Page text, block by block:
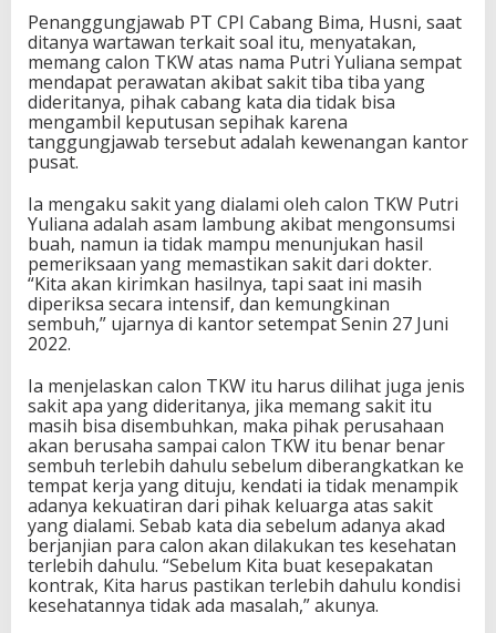
Penanggungjawab PT CPI Cabang Bima, Husni, saat
ditanya wartawan terkait soal itu, menyatakan,
memang calon TKW atas nama Putri Yuliana sempat
mendapat perawatan akibat sakit tiba tiba yang
dideritanya, pihak cabang kata dia tidak bisa
mengambil keputusan sepihak karena
tanggungjawab tersebut adalah kewenangan kantor
pusat.
Ia mengaku sakit yang dialami oleh calon TKW Putri
Yuliana adalah asam lambung akibat mengonsumsi
buah, namun ia tidak mampu menunjukan hasil
pemeriksaan yang memastikan sakit dari dokter.
“Kita akan kirimkan hasilnya, tapi saat ini masih
diperiksa secara intensif, dan kemungkinan
sembuh,” ujarnya di kantor setempat Senin 27 Juni
2022.
Ia menjelaskan calon TKW itu harus dilihat juga jenis
sakit apa yang dideritanya, jika memang sakit itu
masih bisa disembuhkan, maka pihak perusahaan
akan berusaha sampai calon TKW itu benar benar
sembuh terlebih dahulu sebelum diberangkatkan ke
tempat kerja yang dituju, kendati ia tidak menampik
adanya kekuatiran dari pihak keluarga atas sakit
yang dialami. Sebab kata dia sebelum adanya akad
berjanjian para calon akan dilakukan tes kesehatan
terlebih dahulu. “Sebelum Kita buat kesepakatan
kontrak, Kita harus pastikan terlebih dahulu kondisi
kesehatannya tidak ada masalah,” akunya.